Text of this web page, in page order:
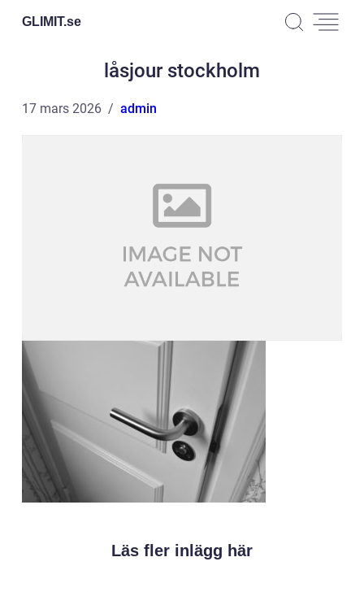
GLIMIT.se
låsjour stockholm
17 mars 2026 admin
Läs fler inlägg här